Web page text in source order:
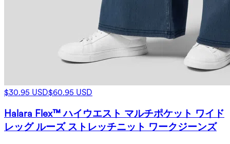
$30.95 USD$60.95 USD
Halara Flex™ ハイウエスト マルチポケット ワイド
レッグ ルーズ ストレッチニット ワークジーンズ